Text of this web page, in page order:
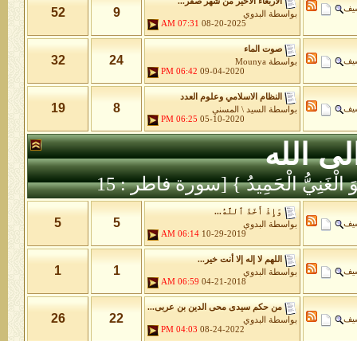
بواسطة
البدوي
08-20-2025
07:31 AM
9
52
صوت الماء
بواسطة Mounya
09-04-2020
06:42 PM
24
32
النظام الاسلامي وعلوم العدد
بواسطة
السيد \ المسني
05-10-2020
06:25 PM
8
19
الله
الْغَنِيُّ الْحَمِيدُ } [سورة فاطر : 15
وَإِذْ أَخَذَ ٱللَّهُ...
بواسطة
البدوي
10-29-2019
06:14 AM
5
5
اللهم لا إله إلا أنت خير...
بواسطة
البدوي
04-21-2018
06:59 AM
1
1
من حكم سيدى محى الدين بن عربى...
بواسطة
البدوي
08-24-2022
04:03 PM
22
26